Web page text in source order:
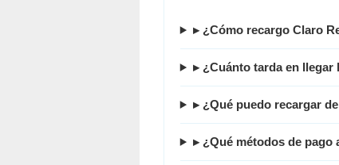
▸ ¿Cómo recargo Claro
▸ ¿Cuánto tarda en llegar
▸ ¿Qué puedo recargar
▸ ¿Qué métodos de pago